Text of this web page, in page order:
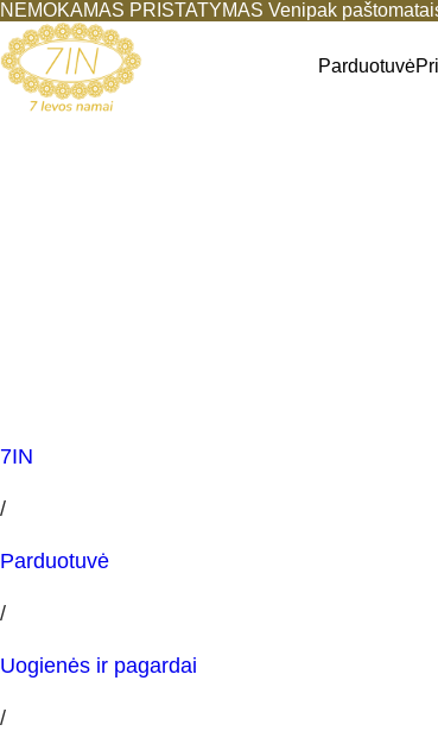
NEMOKAMAS PRISTATYMAS Venipak
Parduotuvė
7IN
/
Parduotuvė
/
Uogienės ir pagardai
/